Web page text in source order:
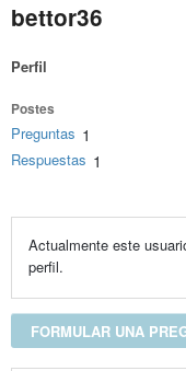
bettor36
Perfil
Postes
Preguntas 1
Respuestas 1
Actualmente este
perfil.
FORMULAR UNA